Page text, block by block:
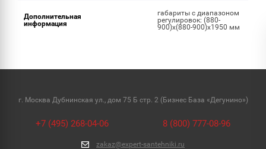
Дополнительная
информация
габариты с диапазоном
регулировок: (880-
900)x(880-900)x1950 мм
г. Москва Дубнинская ул., дом 75 Б стр. 2 (Бизнес База «Дегунино»)
+7 (495) 268-04-06 8 (800) 777-08-96
zakaz@expert-santehniki.ru